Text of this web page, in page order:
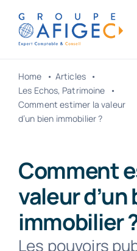
Passer
contenu
Nos
Home
Articles
Les Echos Patrimoine
Comment estimer la valeur
d’un bien immobilier ?
Comment
valeur d’un
immobilier
Les pouvoirs